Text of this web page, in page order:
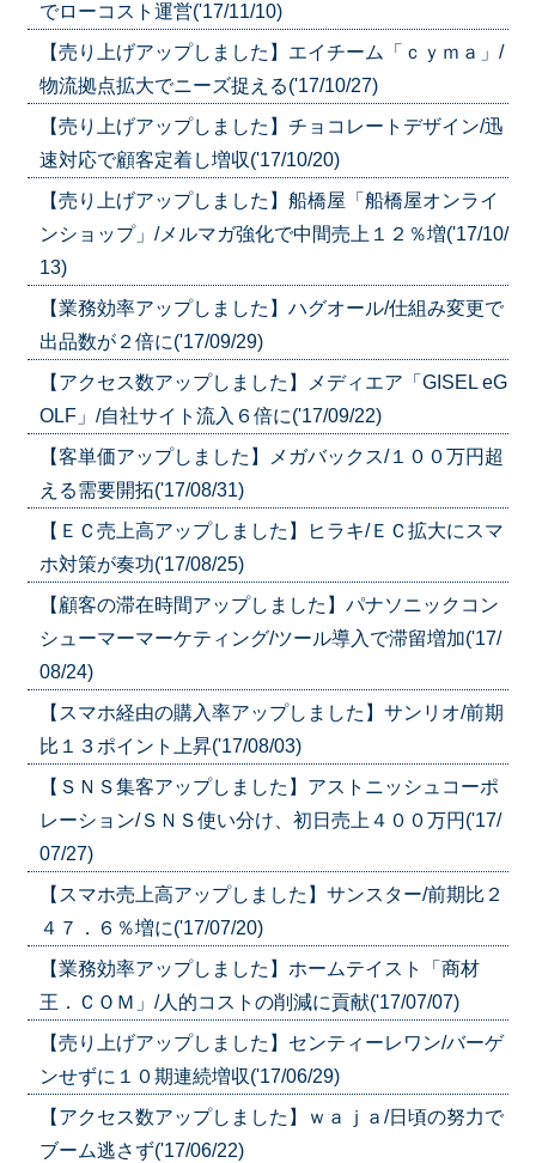
でローコスト運営('17/11/10)
【売り上げアップしました】エイチーム「ｃｙｍａ」/
物流拠点拡大でニーズ捉える('17/10/27)
【売り上げアップしました】チョコレートデザイン/迅
速対応で顧客定着し増収('17/10/20)
【売り上げアップしました】船橋屋「船橋屋オンライ
ンショップ」/メルマガ強化で中間売上１２％増('17/10/
13)
【業務効率アップしました】ハグオール/仕組み変更で
出品数が２倍に('17/09/29)
【アクセス数アップしました】メディエア「GISEL eG
OLF」/自社サイト流入６倍に('17/09/22)
【客単価アップしました】メガバックス/１００万円超
える需要開拓('17/08/31)
【ＥＣ売上高アップしました】ヒラキ/ＥＣ拡大にスマ
ホ対策が奏功('17/08/25)
【顧客の滞在時間アップしました】パナソニックコン
シューマーマーケティング/ツール導入で滞留増加('17/
08/24)
【スマホ経由の購入率アップしました】サンリオ/前期
比１３ポイント上昇('17/08/03)
【ＳＮＳ集客アップしました】アストニッシュコーポ
レーション/ＳＮＳ使い分け、初日売上４００万円('17/
07/27)
【スマホ売上高アップしました】サンスター/前期比２
４７．６％増に('17/07/20)
【業務効率アップしました】ホームテイスト「商材
王．ＣＯＭ」/人的コストの削減に貢献('17/07/07)
【売り上げアップしました】センティーレワン/バーゲ
ンせずに１０期連続増収('17/06/29)
【アクセス数アップしました】ｗａｊａ/日頃の努力で
ブーム逃さず('17/06/22)